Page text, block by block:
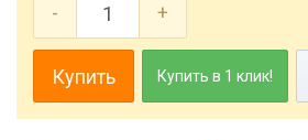
- +
Купить Купить в 1 клик!